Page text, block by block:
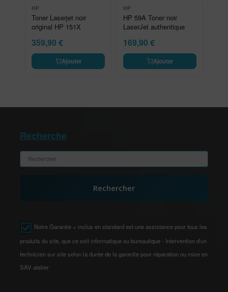
HP
Toner Laserjet noir
original HP 151X
359,90 €
Ajouter
HP
HP 59A Toner noir
LaserJet authentique
169,90 €
Ajouter
Recherche
Rechercher
Notre Garantie + inclus en standard est une assistance pour tous les
produits du site, que ce soit informatique ou bureautique - Intervention d'un
technicien sur site selon la durée de la garantie pour réparation ou mise en
SAV atelier